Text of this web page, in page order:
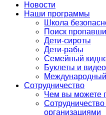
Новости
Наши программы
Школа
Поиск
Дети-сироты
Дети-рабы
Семейный
Буклеты и
Сотрудничество
Чем вы можете
организациями